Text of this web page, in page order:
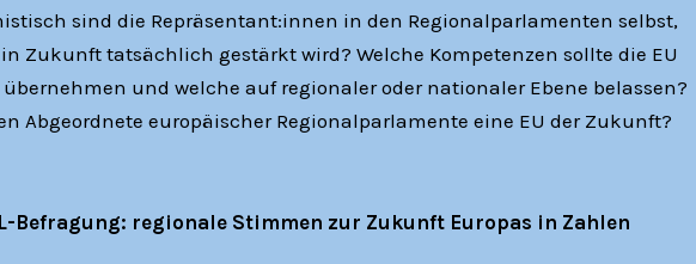
sind die Repräsentant:innen in den Regionalparlamenten selbst,
Zukunft tatsächlich gestärkt wird? Welche Kompetenzen sollte die EU
und welche auf regionaler oder nationaler Ebene belassen?
Abgeordnete europäischer Regionalparlamente eine EU der Zukunft?
Befragung: regionale Stimmen zur Zukunft Europas in Zahlen